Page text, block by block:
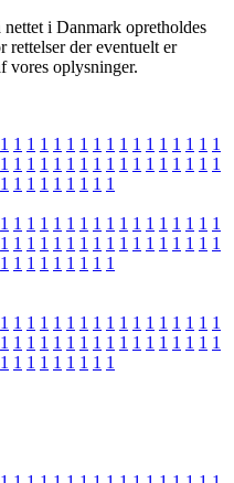
i Danmark opretholdes
rettelser der eventuelt er
vores oplysninger.
1 1 1 1 1 1 1 1 1 1 1 1 1 1 1 1 1
1 1 1 1 1 1 1 1 1 1 1 1 1 1 1 1 1
1 1 1 1 1 1 1 1 1
1 1 1 1 1 1 1 1 1 1 1 1 1 1 1 1 1
1 1 1 1 1 1 1 1 1 1 1 1 1 1 1 1 1
1 1 1 1 1 1 1 1 1
1 1 1 1 1 1 1 1 1 1 1 1 1 1 1 1 1
1 1 1 1 1 1 1 1 1 1 1 1 1 1 1 1 1
1 1 1 1 1 1 1 1 1